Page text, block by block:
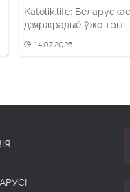
Katolik.life: Беларускае
дзяржрадыё ўжо тры
трансляцыю Імшы – і ня
14.07.2026